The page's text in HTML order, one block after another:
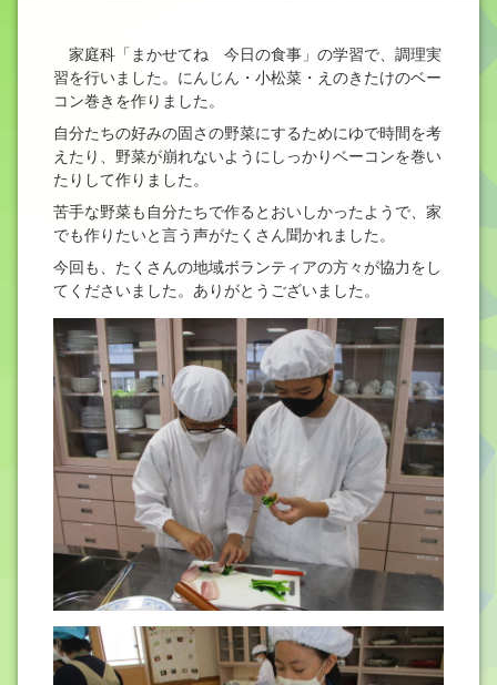
家庭科「まかせてね 今日の食事」の学習で、調理実
習を行いました。にんじん・小松菜・えのきたけのベー
コン巻きを作りました。
自分たちの好みの固さの野菜にするためにゆで時間を考
えたり、野菜が崩れないようにしっかりベーコンを巻い
たりして作りました。
苦手な野菜も自分たちで作るとおいしかったようで、家
でも作りたいと言う声がたくさん聞かれました。
今回も、たくさんの地域ボランティアの方々が協力をし
てくださいました。ありがとうございました。